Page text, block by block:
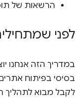
הרשאות של
לפני
במדריך הזה אנחנו
בסיסי בפיתוח
לקבל מבוא לתהליך